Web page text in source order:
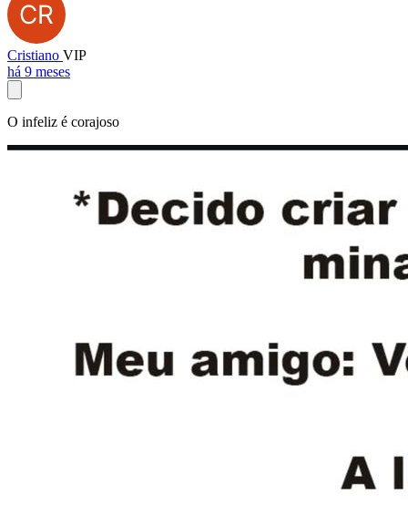
Cristiano VIP
há 9 meses
O infeliz é corajoso